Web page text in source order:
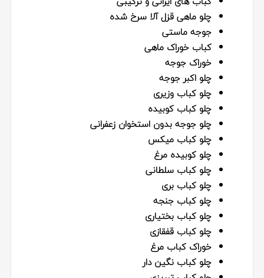
چلو ماهى قزل آلا سرخ شده
جوجه ماستی
کباب خوراک ماهی
خوراک جوجه
چلو اكبر جوجه
چلو كباب وزيرى
چلو كباب كوبيده
چلو جوجه بدون استخوان زعفرانی
چلو كباب ميكس
چلو كوبيده مرغ
چلو كباب سلطانى
چلو كباب برى
چلو كباب جنجه
چلو كباب بختيارى
چلو كباب قفقازى
خوراک کباب مرغ
چلو كباب نگين دار